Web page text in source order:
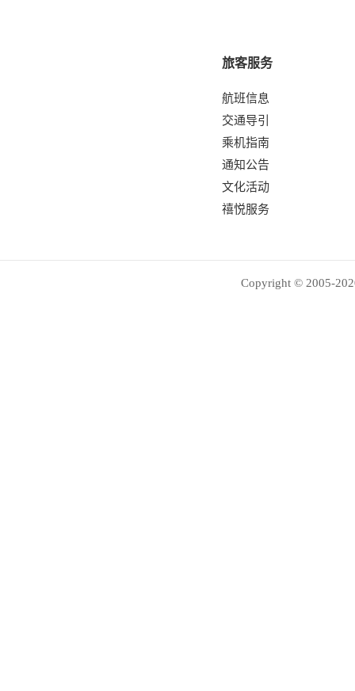
旅客服务
航班信息
交通导引
乘机指南
通知公告
文化活动
禧悦服务
Copyright © 2005-